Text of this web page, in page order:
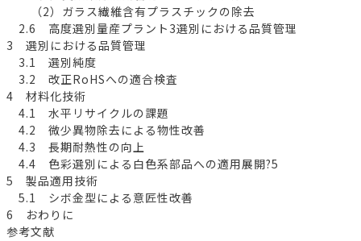
（2）ガラス繊維含有プラスチックの除去
2.6 高度選別量産プラント3選別における品質管理
3 選別における品質管理
3.1 選別純度
3.2 改正RoHSへの適合検査
4 材料化技術
4.1 水平リサイクルの課題
4.2 微少異物除去による物性改善
4.3 長期耐熱性の向上
4.4 色彩選別による白色系部品への適用展開?5
5 製品適用技術
5.1 シボ金型による意匠性改善
6 おわりに
参考文献